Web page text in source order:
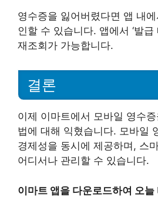
영수증을 잃어버렸다면 앱 내
인할 수 있습니다. 앱에서 ‘발급
재조회가 가능합니다.
결론
이제 이마트에서 모바일 영수
법에 대해 익혔습니다. 모바일
경제성을 동시에 제공하며, 스
어디서나 관리할 수 있습니다.
이마트 앱을 다운로드하여 오